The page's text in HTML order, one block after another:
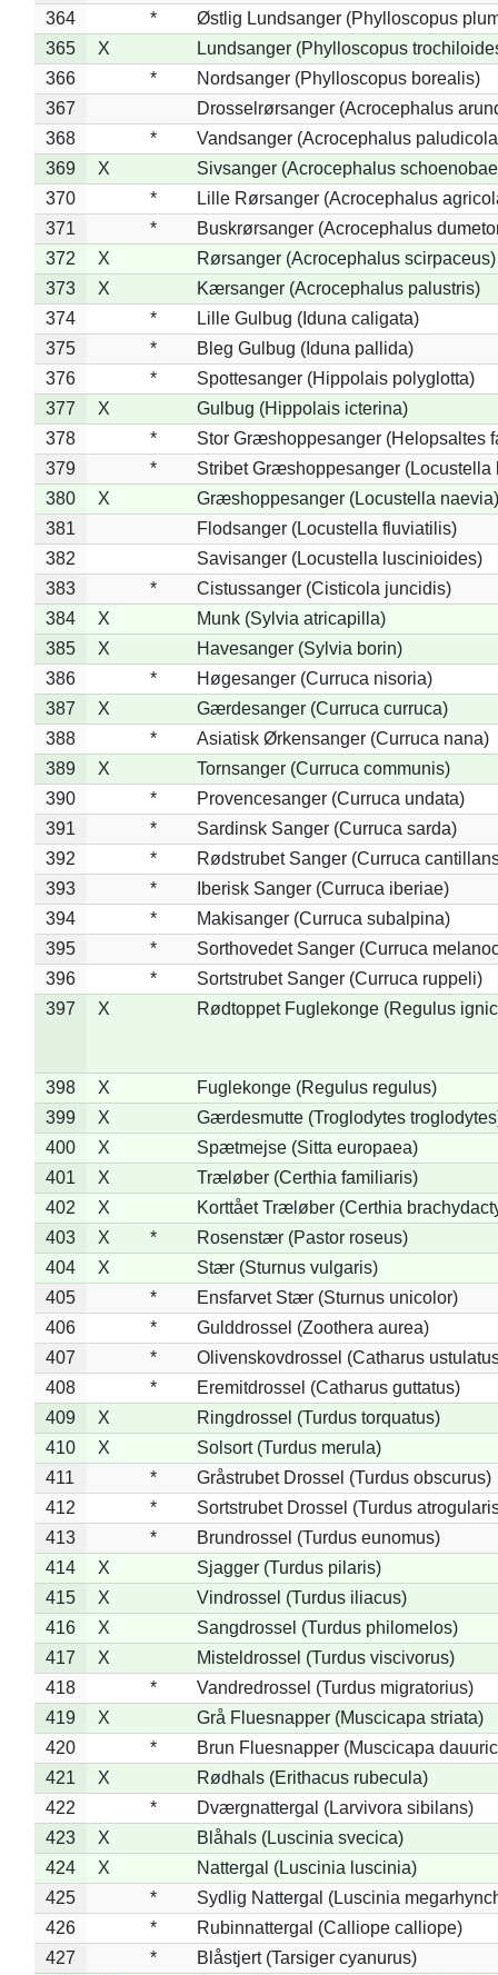
364 *
Østlig Lundsanger (Phylloscopus
365
X
Lundsanger (Phylloscopus
366
*
Nordsanger (Phylloscopus borealis)
367
Drosselrørsanger (Acrocephalus
368
*
Vandsanger (Acrocephalus
369
X
Sivsanger (Acrocephalus
370
*
Lille Rørsanger (Acrocephalus
371
*
Buskrørsanger (Acrocephalus
372
X
Rørsanger (Acrocephalus scirpaceus)
373
X
Kærsanger (Acrocephalus palustris)
374
*
Lille Gulbug (Iduna caligata)
375
*
Bleg Gulbug (Iduna pallida)
376
*
Spottesanger (Hippolais polyglotta)
377
X
Gulbug (Hippolais icterina)
378
*
Stor Græshoppesanger (Helopsaltes
379
*
Stribet Græshoppesanger (Locustella
380
X
Græshoppesanger (Locustella naevia)
381
Flodsanger (Locustella fluviatilis)
382
Savisanger (Locustella luscinioides)
383
*
Cistussanger (Cisticola juncidis)
384
X
Munk (Sylvia atricapilla)
385
X
Havesanger (Sylvia borin)
386
*
Høgesanger (Curruca nisoria)
387
X
Gærdesanger (Curruca curruca)
388
*
Asiatisk Ørkensanger (Curruca nana)
389
X
Tornsanger (Curruca communis)
390
*
Provencesanger (Curruca undata)
391
*
Sardinsk Sanger (Curruca sarda)
392
*
Rødstrubet Sanger (Curruca
393
*
Iberisk Sanger (Curruca iberiae)
394
*
Makisanger (Curruca subalpina)
395
*
Sorthovedet Sanger (Curruca
396
*
Sortstrubet Sanger (Curruca ruppeli)
397
X Rødtoppet Fuglekonge (Regulus
398 X
Fuglekonge (Regulus regulus)
399
X
Gærdesmutte (Troglodytes
400
X
Spætmejse (Sitta europaea)
401
X
Træløber (Certhia familiaris)
402
X
Korttået Træløber (Certhia
403
X *
Rosenstær (Pastor roseus)
404
X
Stær (Sturnus vulgaris)
405
*
Ensfarvet Stær (Sturnus unicolor)
406
*
Gulddrossel (Zoothera aurea)
407
*
Olivenskovdrossel (Catharus
408
*
Eremitdrossel (Catharus guttatus)
409
X
Ringdrossel (Turdus torquatus)
410
X
Solsort (Turdus merula)
411
*
Gråstrubet Drossel (Turdus obscurus)
412
*
Sortstrubet Drossel (Turdus
413
*
Brundrossel (Turdus eunomus)
414
X
Sjagger (Turdus pilaris)
415
X
Vindrossel (Turdus iliacus)
416
X
Sangdrossel (Turdus philomelos)
417
X
Misteldrossel (Turdus viscivorus)
418
*
Vandredrossel (Turdus migratorius)
419
X
Grå Fluesnapper (Muscicapa striata)
420
*
Brun Fluesnapper (Muscicapa
421
X
Rødhals (Erithacus rubecula)
422
*
Dværgnattergal (Larvivora sibilans)
423
X
Blåhals (Luscinia svecica)
424
X
Nattergal (Luscinia luscinia)
425
*
Sydlig Nattergal (Luscinia
426
*
Rubinnattergal (Calliope calliope)
427
*
Blåstjert (Tarsiger cyanurus)